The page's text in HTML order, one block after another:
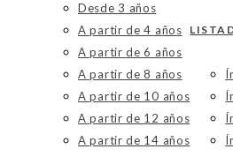
Desde 3 años
A partir de 4 años
A partir de 6 años
A partir de 8 años
A partir de 10 años
A partir de 12 años
A partir de 14 años